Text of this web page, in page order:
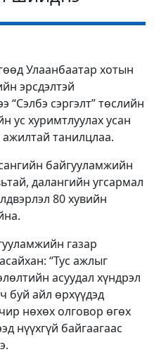
Улаанбаатар хотын
эрсдэлтэй
“Сэлбэ сэргэлт” төслийн
ус хуримтлуулах усан
танилцлаа.
байгууламжийн
далангийн угсармал
80 хувийн
газар
“Тус ажлыг
асуудал хүндрэл
буй айл өрхүүдэд
нөхөх олговор өгөх
нүүхгүй байгаагаас